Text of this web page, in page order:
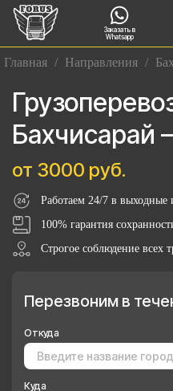
Заказать в
Whatsapp
Главная / Направления /
Бахчисарай
от 3000 руб.
Работаем 24/7 в выходные
100% гарантия
Строгое соблюдение всех
Перезвоним в
Откуда
Куда